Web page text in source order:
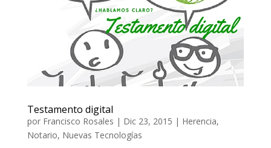
Testamento digital
por Francisco Rosales | Dic 23, 2015 | Herencia,
Notario, Nuevas Tecnologías